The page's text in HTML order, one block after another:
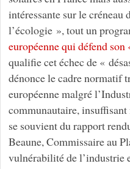
intéressante sur le
l’écologie », tout un
européenne qui défend
qualifie cet échec de «
dénonce le cadre normatif
européenne malgré
communautaire,
se souvient du rapport
Beaune, Commissaire au
vulnérabilité de l’industrie